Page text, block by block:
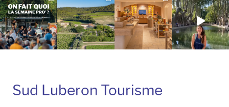
Sud Luberon Tourisme